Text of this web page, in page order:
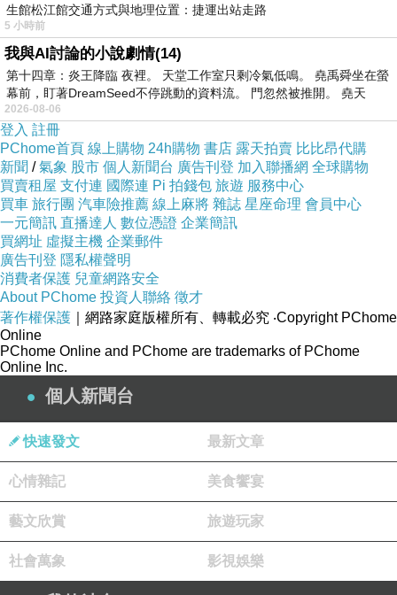
生館松江館交通方式與地理位置：捷運出站走路
5 小時前
我與AI討論的小說劇情(14)
第十四章：炎王降臨 夜裡。 天堂工作室只剩冷氣低鳴。 堯禹舜坐在螢
幕前，盯著DreamSeed不停跳動的資料流。 門忽然被推開。 堯天
2026-08-06
登入 註冊
PChome首頁 線上購物 24h購物 書店 露天拍賣 比比昂代購
新聞 /氣象 股市 個人新聞台 廣告刊登 加入聯播網 全球購物
買賣租屋 支付連 國際連 Pi 拍錢包 旅遊 服務中心
買車 旅行團 汽車險推薦 線上麻將 雜誌 星座命理 會員中心
一元簡訊 直播達人 數位憑證 企業簡訊
買網址 虛擬主機 企業郵件
廣告刊登 隱私權聲明
消費者保護 兒童網路安全
About PChome 投資人聯絡 徵才
著作權保護 ｜網路家庭版權所有、轉載必究 ‧Copyright PChome
Online
PChome Online and PChome are trademarks of PChome
Online Inc.
個人新聞台
快速發文 最新文章
心情雜記 美食饗宴
藝文欣賞 旅遊玩家
社會萬象 影視娛樂